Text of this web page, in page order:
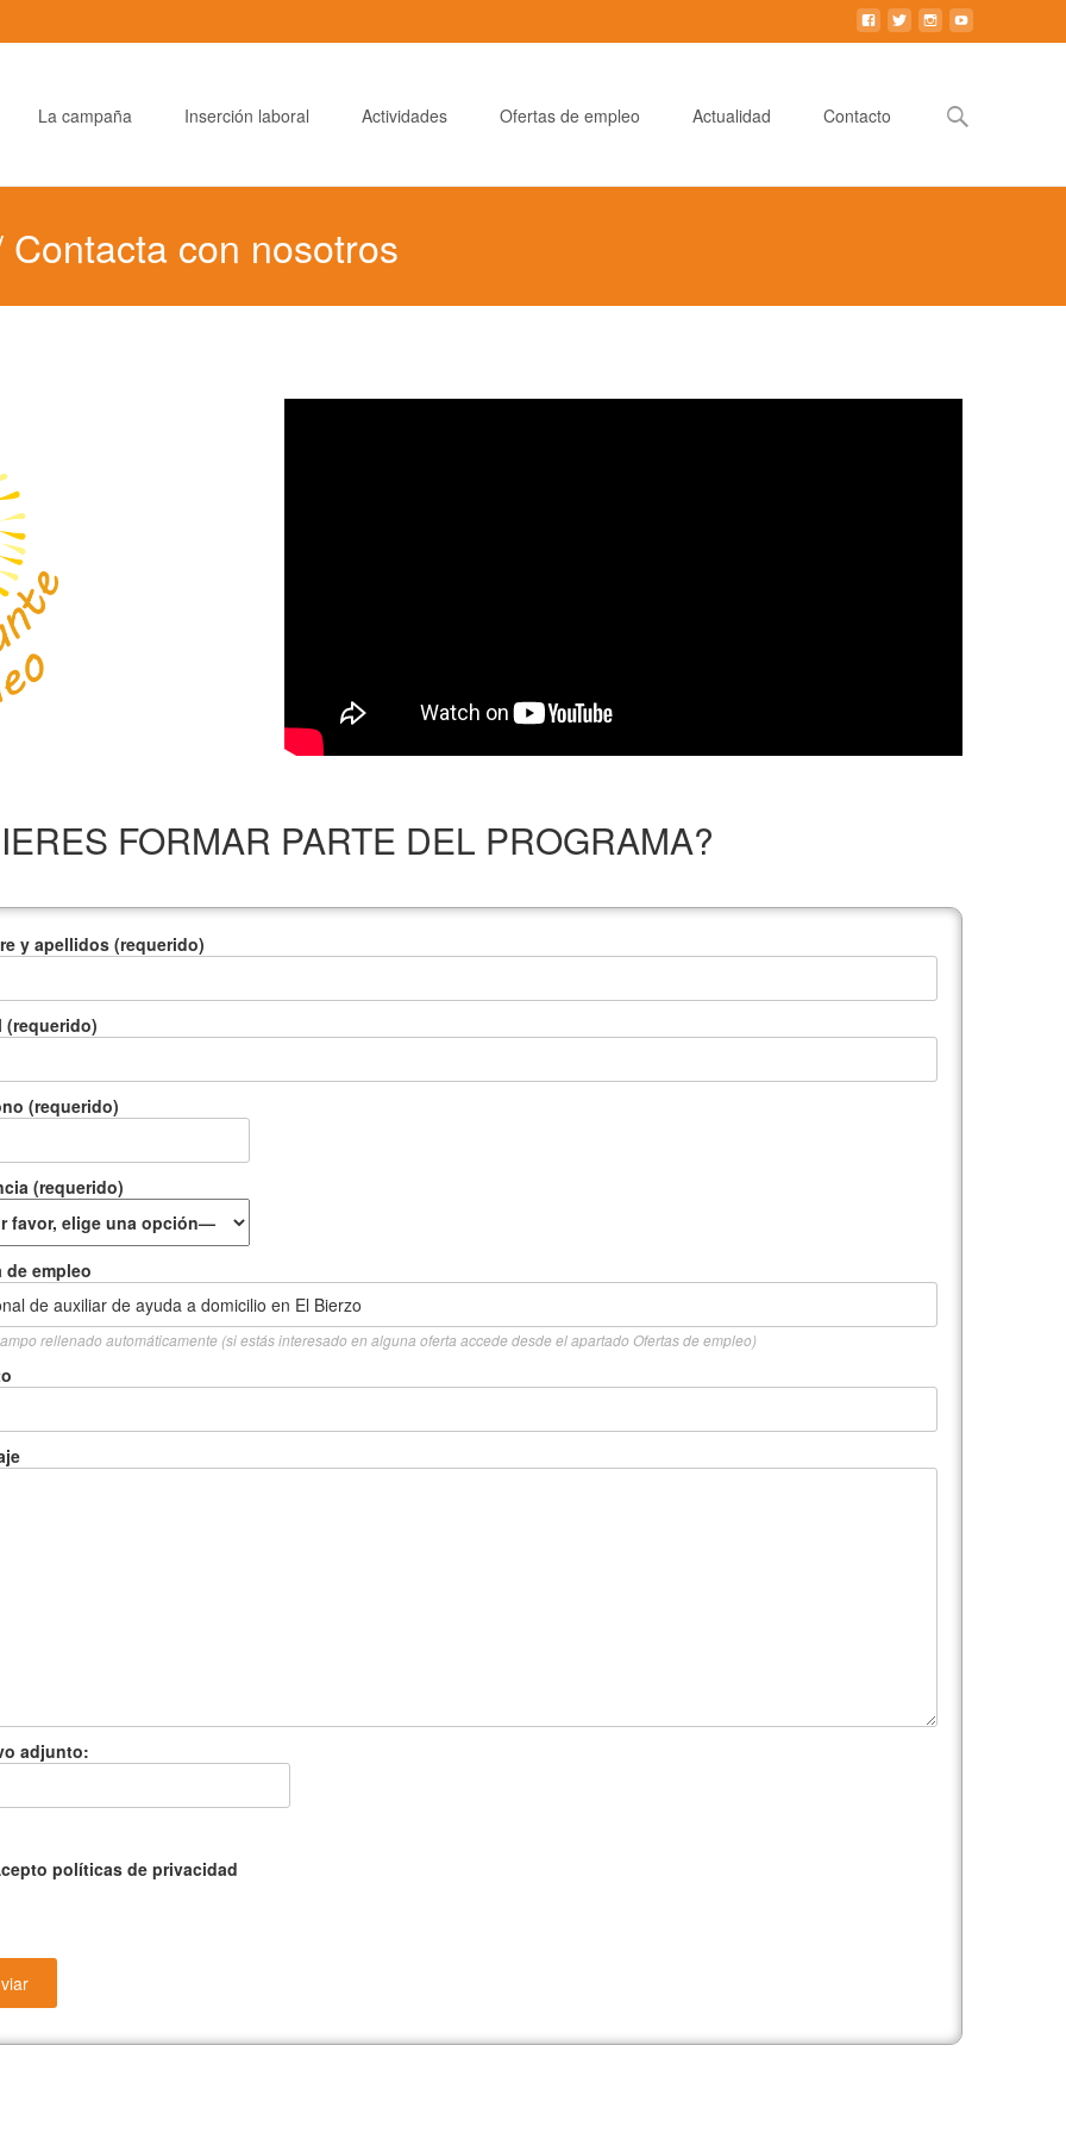
La campaña Inserción laboral Actividades Ofertas de empleo Actualidad Contacto
Buscar:
con nosotros
FORMAR PARTE DEL PROGRAMA?
y apellidos (requerido)
(requerido)
(requerido)
(requerido)
de empleo
rellenado automáticamente (si estás interesado en alguna oferta accede desde el apartado Ofertas de empleo)
adjunto:
políticas de privacidad